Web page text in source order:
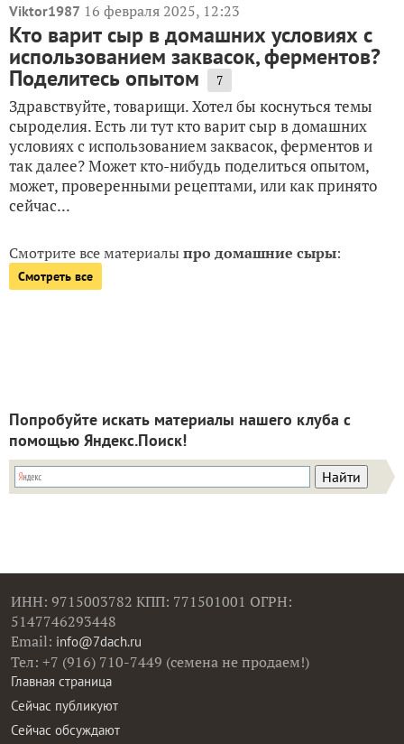
Viktor1987 16 февраля 2025, 12:23
Кто варит сыр в домашних условиях с
использованием заквасок, ферментов?
Поделитесь опытом 7
Здравствуйте, товарищи. Хотел бы коснуться темы
сыроделия. Есть ли тут кто варит сыр в домашних
условиях с использованием заквасок, ферментов и
так далее? Может кто-нибудь поделиться опытом,
может, проверенными рецептами, или как принято
сейчас...
Смотрите все материалыпро домашние сыры:
Смотреть все
Попробуйте искать материалы нашего клуба с
помощью Яндекс.Поиск!
ИНН: 9715003782 КПП: 771501001 ОГРН:
5147746293448
Email: info@7dach.ru
Тел: +7 (916) 710-7449 (семена не продаем!)
Главная страница
Сейчас публикуют
Сейчас обсуждают